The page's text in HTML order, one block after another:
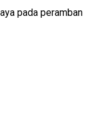
pada peramban